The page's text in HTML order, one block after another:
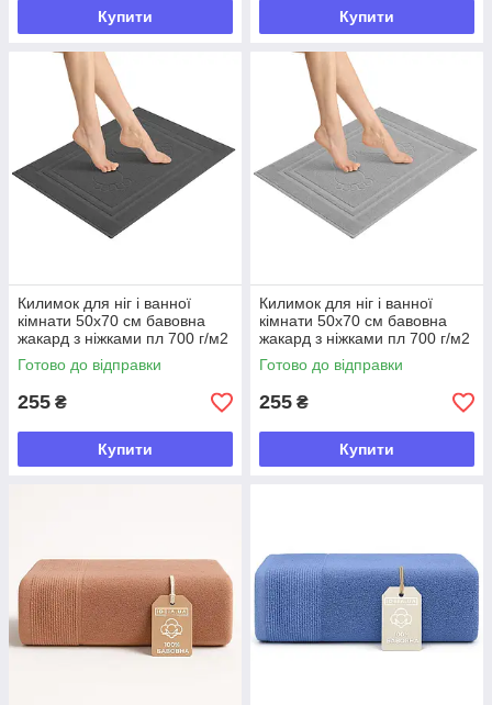
Купити Купити
Килимок для ніг і ванної
кімнати 50х70 см бавовна
жакард з ніжками пл 700 г/м2
т/сірий
Готово до відправки
255 ₴
Купити
Килимок для ніг і ванної
кімнати 50х70 см бавовна
жакард з ніжками пл 700 г/м2
сірий
Готово до відправки
255 ₴
Купити